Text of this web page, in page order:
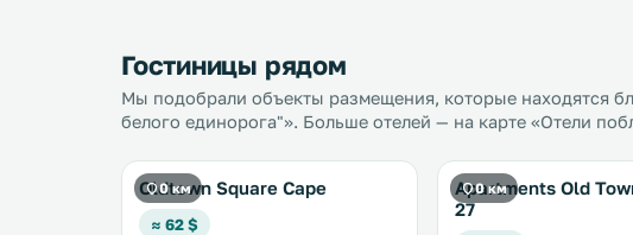
Гостиницы рядом
Мы подобрали объекты размещения, которые находятся
белого единорога"». Больше отелей — на карте «Отели
0 км
Oldtown Square Cape
≈ 62 $
0 км
Apartments Old
27